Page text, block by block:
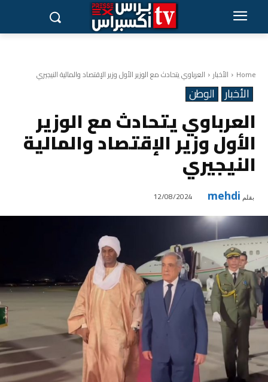
Home الأخبار العرباوي يتحادث مع الوزير الأول وزير الإقتصاد والمالية النيجيري
الأخبار الوطن
العرباوي يتحادث مع الوزير
الأول وزير الإقتصاد والمالية
النيجيري
بقلم mehdi
12/08/2024